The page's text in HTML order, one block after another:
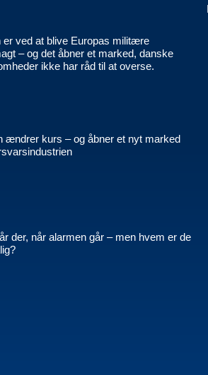
er ved at blive Europas militære
– og det åbner et marked, danske
ikke har råd til at overse.
ændrer kurs – og åbner et nyt marked
der, når alarmen går – men hvem er de